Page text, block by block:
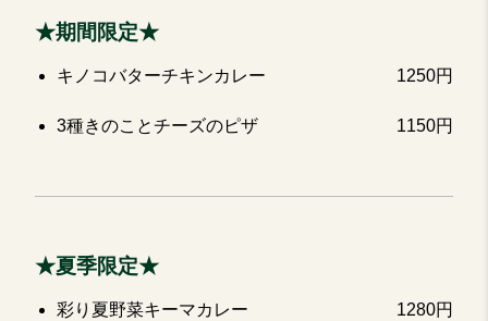
★期間限定★
キノコバターチキンカレー 1250円
3種きのことチーズのピザ 1150円
★夏季限定★
彩り夏野菜キーマカレー 1280円